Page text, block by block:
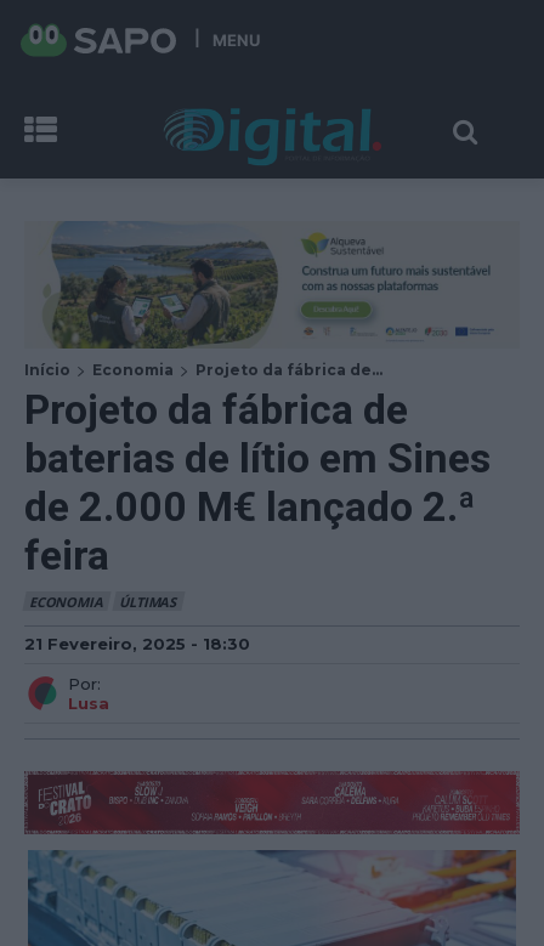
MENU
Início Economia Projeto da fábrica de...
Projeto da fábrica de
baterias de lítio em Sines
de 2.000 M€ lançado 2.ª
feira
ECONOMIA ÚLTIMAS
21 Fevereiro, 2025 - 18:30
Por:
Lusa